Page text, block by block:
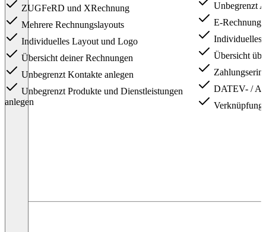
ZUGFeRD und XRechnung
Mehrere Rechnungslayouts
Individuelles Layout und Logo
Übersicht deiner Rechnungen
Unbegrenzt Kontakte anlegen
Unbegrenzt Produkte und Dienstleistungen
anlegen
Unbegrenzt
Individuelles
Übersicht
DATEV- /
Verknüpfung